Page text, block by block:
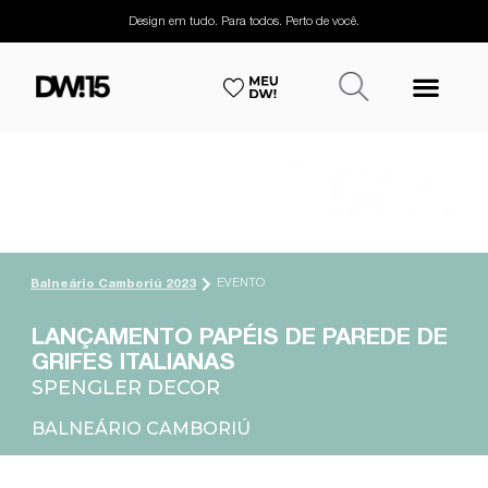
Design em tudo. Para todos. Perto de você.
Balneário Camboriú 2023 EVENTO
LANÇAMENTO PAPÉIS DE PAREDE DE
GRIFES ITALIANAS
SPENGLER DECOR
BALNEÁRIO CAMBORIÚ